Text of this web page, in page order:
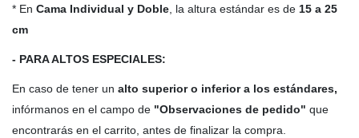
* En Cama Individual y Doble , la altura estándar es de 15 a 25
cm
- PARA ALTOS ESPECIALES:
En caso de tener un alto superior o inferior a los estándares,
infórmanos en el campo de "Observaciones de pedido" que
encontrarás en el carrito, antes de finalizar la compra.